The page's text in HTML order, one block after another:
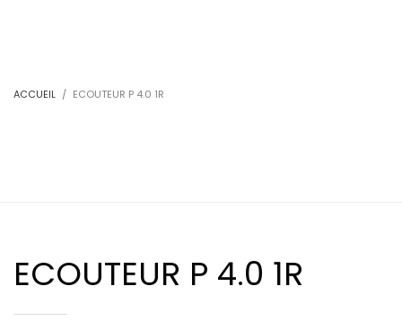
ACCUEIL ECOUTEUR P 4.0 1R
ECOUTEUR P 4.0 1R